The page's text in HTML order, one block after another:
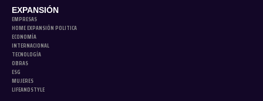
EXPANSIÓN
EMPRESAS
HOME EXPANSIÓN POLITICA
ECONOMÍA
INTERNACIONAL
TECNOLOGÍA
OBRAS
ESG
MUJERES
LIFEANDSTYLE